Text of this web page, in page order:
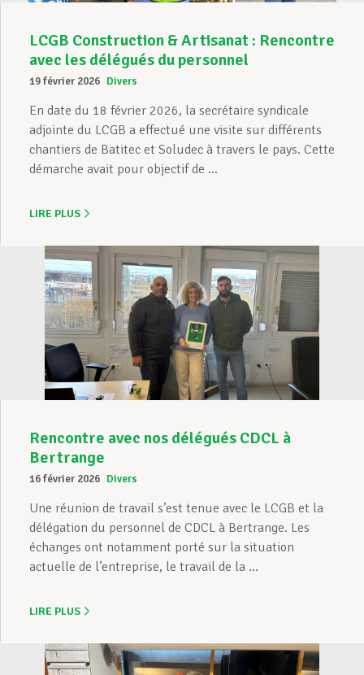
LCGB Construction & Artisanat : Rencontre
avec les délégués du personnel
19 février 2026 Divers
En date du 18 février 2026, la secrétaire syndicale
adjointe du LCGB a effectué une visite sur différents
chantiers de Batitec et Soludec à travers le pays. Cette
démarche avait pour objectif de ...
LIRE PLUS
Rencontre avec nos délégués CDCL à
Bertrange
16 février 2026 Divers
Une réunion de travail s’est tenue avec le LCGB et la
délégation du personnel de CDCL à Bertrange. Les
échanges ont notamment porté sur la situation
actuelle de l’entreprise, le travail de la ...
LIRE PLUS